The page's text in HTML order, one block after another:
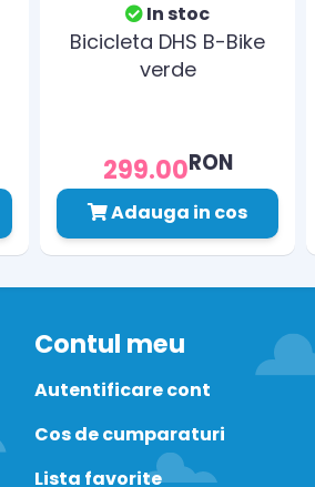
In stoc
Bicicleta DHS B-Bike
verde
299.00RON
Adauga in cos
Contul meu
Autentificare cont
Cos de cumparaturi
Lista favorite